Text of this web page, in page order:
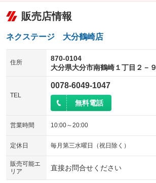
販売店情報
ネクステージ 大分鶴崎店
住所
870-0104
大分県大分市南鶴崎１丁目２－９
TEL
0078-6049-1047
無料電話
営業時間 10:00～20:00
定休日 毎月第三水曜日（祝日除く）
販売可能エ
リア
直接お問合せください